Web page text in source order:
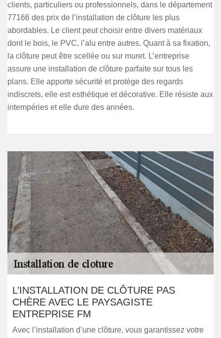
clients, particuliers ou professionnels, dans le département
77166 des prix de l’installation de clôture les plus
abordables. Le client peut choisir entre divers matériaux
dont le bois, le PVC, l’alu entre autres. Quant à sa fixation,
la clôture peut être scellée ou sur muret. L’entreprise
assure une installation de clôture parfaite sur tous les
plans. Elle apporte sécurité et protège des regards
indiscrets, elle est esthétique et décorative. Elle résiste aux
intempéries et elle dure des années.
L’INSTALLATION DE CLÔTURE PAS
CHÈRE AVEC LE PAYSAGISTE
ENTREPRISE FM
Avec l’installation d’une clôture, vous garantissez votre